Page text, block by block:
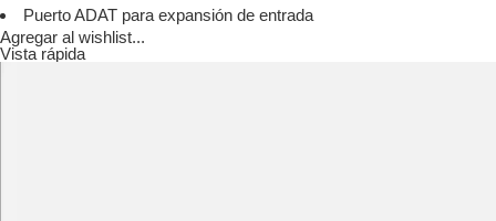
Puerto ADAT para expansión de entrada
Agregar al wishlist...
Vista rápida